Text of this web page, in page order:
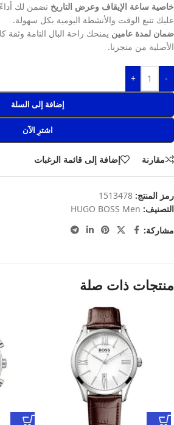
خاصية ساعة الإيقاف وعرض التاريخ تضمن لك
عليك تتبع الوقت والأنشطة اليومية بكل سهولة.
ضمان لمدة عامين يمنحك راحة البال التامة
الأصلية من متجرنا.
-
+
إضافة إلى السلة
اشترِ الآن
مقارنة إضافة إلى قائمة الرغبات
رمز المنتج: 1513478
التصنيف: HUGO BOSS Men
مشاركة:
منتجات ذات صلة